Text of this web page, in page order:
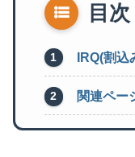
目次
IRQ(割込
関連ペー